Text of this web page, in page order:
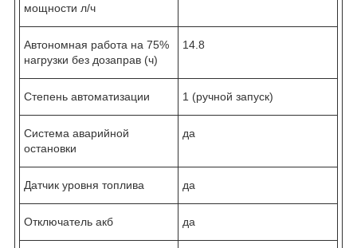
мощности л/ч
Автономная работа на 75%
нагрузки без дозаправ (ч)
14.8
Степень автоматизации 1 (ручной запуск)
Система аварийной
остановки
да
Датчик уровня топлива да
Отключатель акб да